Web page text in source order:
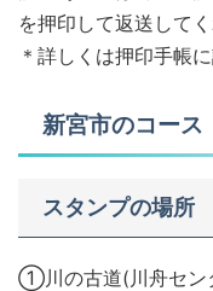
を押印して返送してく
＊詳しくは押印手帳
新宮市のコース
スタンプの場所
①川の古道(川舟セン